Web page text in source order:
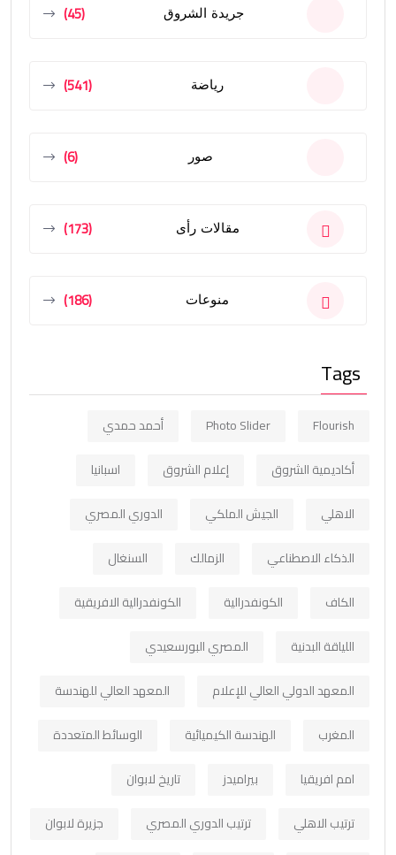
جريدة الشروق (45)
رياضة (541)
صور (6)
مقالات رأى (173)
منوعات (186)
Tags
Flourish
Photo Slider
أحمد حمدي
أكاديمية الشروق
إعلام الشروق
اسبانيا
الاهلي
الجيش الملكي
الدوري المصري
الذكاء الاصطناعي
الزمالك
السنغال
الكاف
الكونفدرالية
الكونفدرالية الافريقية
اللياقة البدنية
المصري البورسعيدي
المعهد الدولي العالي للإعلام
المعهد العالي للهندسة
المغرب
الهندسة الكيميائية
الوسائط المتعددة
امم افريقيا
بيراميدز
تاريخ لابوان
ترتيب الاهلي
ترتيب الدوري المصري
جزيرة لابوان